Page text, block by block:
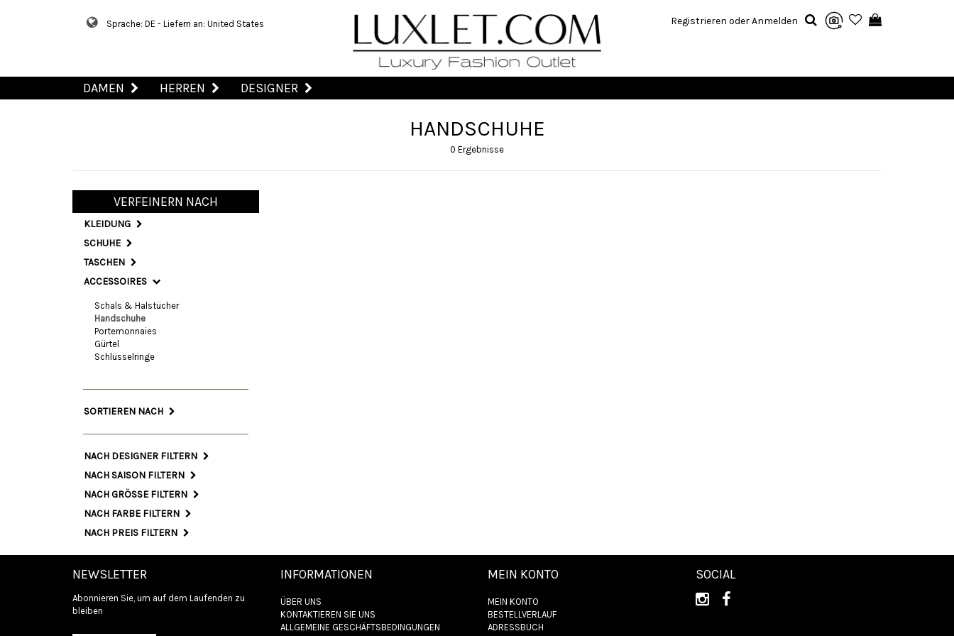
Sprache: DE - Liefern an: United States Registrieren oder Anmelden
DAMEN HERREN DESIGNER
HANDSCHUHE
0 Ergebnisse
VERFEINERN NACH
KLEIDUNG
SCHUHE
TASCHEN
ACCESSOIRES
Schals & Halstücher
Handschuhe
Portemonnaies
Gürtel
Schlüsselringe
SORTIEREN NACH
NACH DESIGNER FILTERN
NACH SAISON FILTERN
NACH GRÖSSE FILTERN
NACH FARBE FILTERN
NACH PREIS FILTERN
NEWSLETTER
Abonnieren Sie, um auf dem Laufenden zu
bleiben
INFORMATIONEN
ÜBER UNS
KONTAKTIEREN SIE UNS
ALLGEMEINE GESCHÄFTSBEDINGUNGEN
MEIN KONTO
MEIN KONTO
BESTELLVERLAUF
ADRESSBUCH
SOCIAL